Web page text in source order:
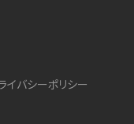
イバシーポリシー